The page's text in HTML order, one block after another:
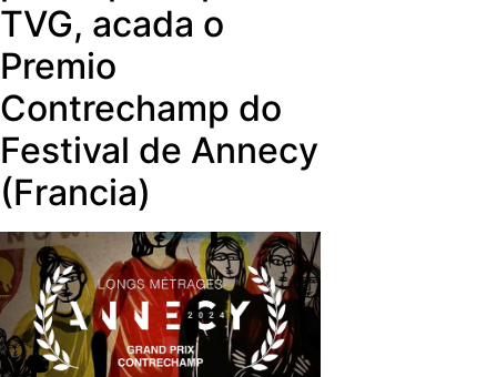
desde xaneiro o seu alcance máis aló
do tradicional consumo a través do
aparello de televisión.
principais televisións intelixentes.
TVG, acada o
Premio
Contrechamp do
Festival de Annecy
(Francia)